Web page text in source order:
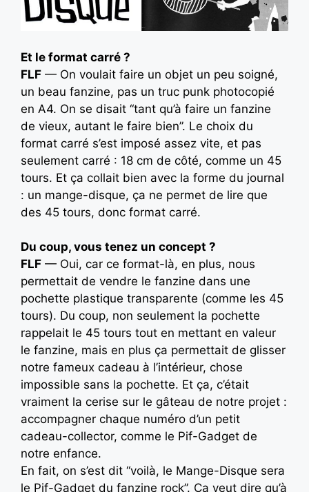
Et le format carré ?
FLF — On voulait faire un objet un peu soigné,
un beau fanzine, pas un truc punk photocopié
en A4. On se disait “tant qu’à faire un fanzine
de vieux, autant le faire bien”. Le choix du
format carré s’est imposé assez vite, et pas
seulement carré : 18 cm de côté, comme un 45
tours. Et ça collait bien avec la forme du journal
: un mange-disque, ça ne permet de lire que
des 45 tours, donc format carré.
Du coup, vous tenez un concept ?
FLF — Oui, car ce format-là, en plus, nous
permettait de vendre le fanzine dans une
pochette plastique transparente (comme les 45
tours). Du coup, non seulement la pochette
rappelait le 45 tours tout en mettant en valeur
le fanzine, mais en plus ça permettait de glisser
notre fameux cadeau à l’intérieur, chose
impossible sans la pochette. Et ça, c’était
vraiment la cerise sur le gâteau de notre projet :
accompagner chaque numéro d’un petit
cadeau-collector, comme le Pif-Gadget de
notre enfance.
En fait, on s’est dit “voilà, le Mange-Disque sera
le Pif-Gadget du fanzine rock”. Ça veut dire qu’à